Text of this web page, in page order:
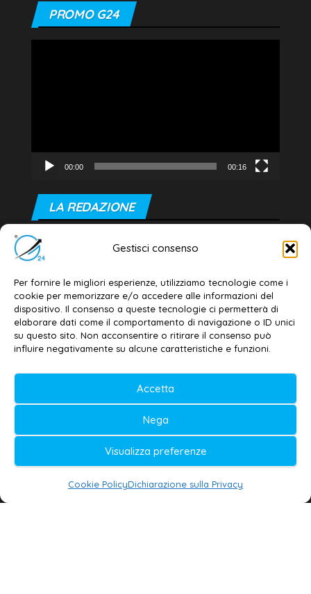
Gestisci consenso
Per fornire le migliori esperienze, utilizziamo tecnologie come i
cookie per memorizzare e/o accedere alle informazioni del
dispositivo. Il consenso a queste tecnologie ci permetterà di
elaborare dati come il comportamento di navigazione o ID unici
su questo sito. Non acconsentire o ritirare il consenso può
influire negativamente su alcune caratteristiche e funzioni.
Accetta
Nega
Visualizza preferenze
Cookie PolicyDichiarazione sulla Privacy
PROMO G24
00:00 00:16
LA REDAZIONE
Editore e direttore responsabile:
Dott. Daniele G. Masciullo
Email: redazione@galatina24.it
Contatti –Disclaimer
Privacy policy –Cookie policy
Testata iscritta al n. 11/2020 Registro della
Stampa Tribunale di Lecce
Editore e direttore responsabile:
Daniele G. Masciullo